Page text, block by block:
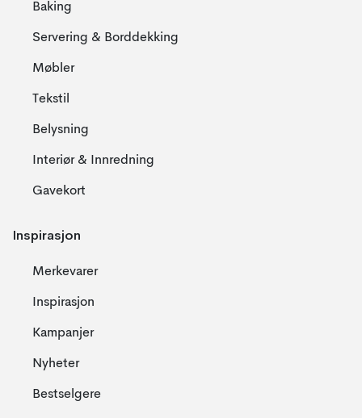
Baking
Servering & Borddekking
Møbler
Tekstil
Belysning
Interiør & Innredning
Gavekort
Inspirasjon
Merkevarer
Inspirasjon
Kampanjer
Nyheter
Bestselgere